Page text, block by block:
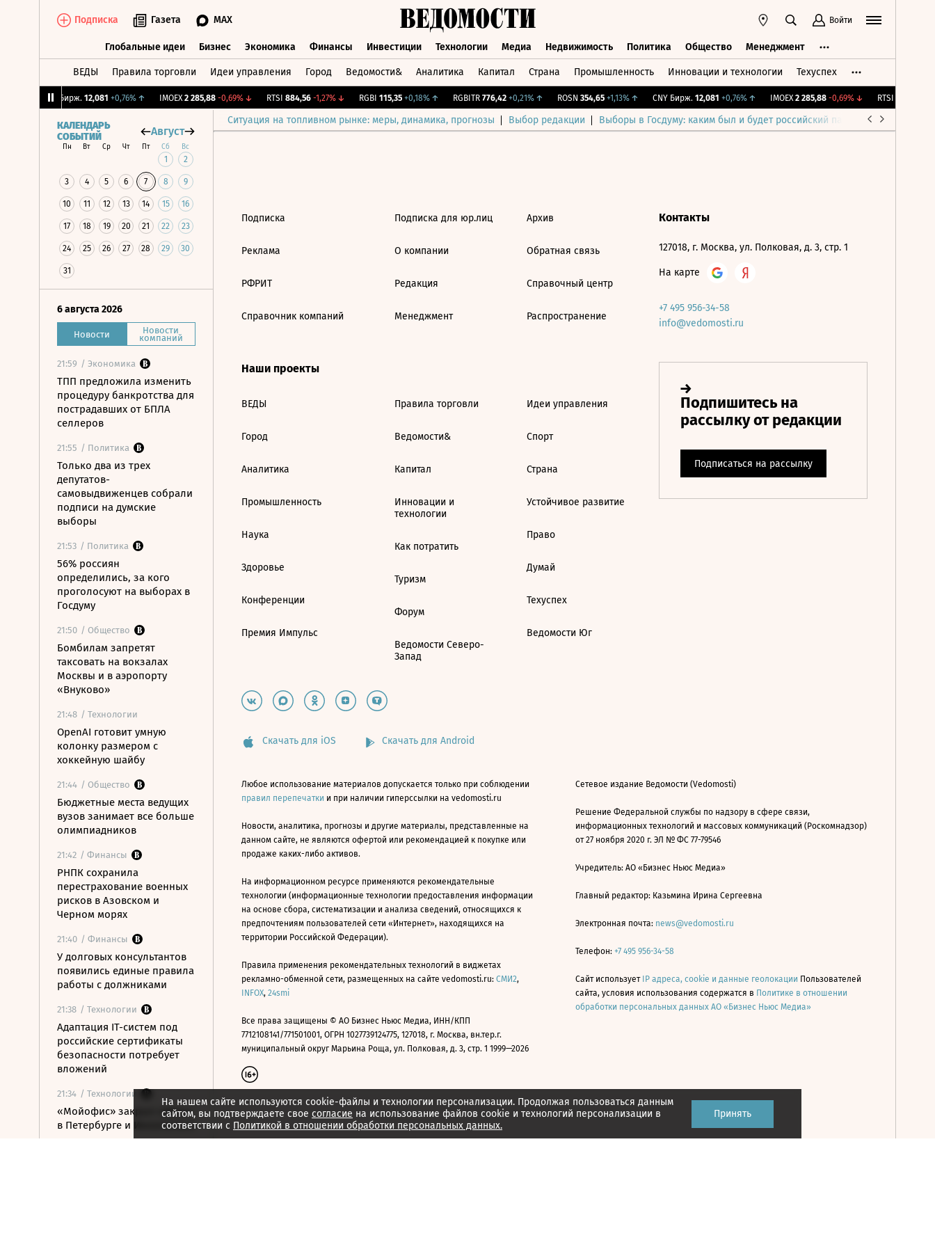
Подписка Газета MAX Войти
Глобальные идеи Бизнес Экономика Финансы Инвестиции Технологии Медиа Недвижимость Политика Общество Менеджмент
ВЕДЫ Правила торговли Идеи управления Город Ведомости& Аналитика Капитал Страна Промышленность Инновации и технологии Техуспех
CNY Бирж. 12,081 +0,76%↑ IMOEX 2 285,88 -0,69%↓ RTSI 884,56 -1,27%↓ RGBI 115,35 +0,18%↑ RGBITR 776,42 +0,21%↑ ROSN 354,65 +1,13%↑ CNY Бирж. 12,081 +0,76%↑ IMOEX 2 285,88 -0,69%↓ RTSI 884,56
Ситуация на топливном рынке: меры, динамика, прогнозы Выбор редакции Выборы в Госдуму: каким был и будет российский парламент
КАЛЕНДАРЬ
СОБЫТИЙ
Август
Пн Вт Ср Чт Пт Сб Вс
1 2
3 4 5 6 7 8 9
10 11 12 13 14 15 16
17 18 19 20 21 22 23
24 25 26 27 28 29 30
31
6 августа 2026
Новости Новости
компаний
21:59 / Экономика
ТПП предложила изменить
процедуру банкротства для
пострадавших от БПЛА
селлеров
21:55 / Политика
Только два из трех
депутатов-
самовыдвиженцев собрали
подписи на думские
выборы
21:53 / Политика
56% россиян
определились, за кого
проголосуют на выборах в
Госдуму
21:50 / Общество
Бомбилам запретят
таксовать на вокзалах
Москвы и в аэропорту
«Внуково»
21:48 / Технологии
OpenAI готовит умную
колонку размером с
хоккейную шайбу
21:44 / Общество
Бюджетные места ведущих
вузов занимает все больше
олимпиадников
21:42 / Финансы
РНПК сохранила
перестрахование военных
рисков в Азовском и
Черном морях
21:40 / Финансы
У долговых консультантов
появились единые правила
работы с должниками
21:38 / Технологии
Адаптация IT-систем под
российские сертификаты
безопасности потребует
вложений
21:34 / Технологии
«Мойофис» закрыл офисы
в Петербурге и Иннополисе
На нашем сайте используются cookie-файлы и технологии персонализации. Продолжая пользоваться данным
сайтом, вы подтверждаете свое согласие на использование файлов cookie и технологий персонализации в
соответствии с Политикой в отношении обработки персональных данных.
Принять
Подписка
Реклама
РФРИТ
Справочник компаний
Подписка для юр.лиц
О компании
Редакция
Менеджмент
Архив
Обратная связь
Справочный центр
Распространение
Наши проекты
ВЕДЫ
Город
Аналитика
Промышленность
Наука
Здоровье
Конференции
Премия Импульс
Правила торговли
Ведомости&
Капитал
Инновации и
технологии
Как потратить
Туризм
Форум
Ведомости Северо-
Запад
Идеи управления
Спорт
Страна
Устойчивое развитие
Право
Думай
Техуспех
Ведомости Юг
Контакты
127018, г. Москва, ул. Полковая, д. 3, стр. 1
На карте
+7 495 956-34-58
info@vedomosti.ru
Скачать для iOS Скачать для Android
Любое использование материалов допускается только при соблюдении
правил перепечатки и при наличии гиперссылки на vedomosti.ru
Новости, аналитика, прогнозы и другие материалы, представленные на
данном сайте, не являются офертой или рекомендацией к покупке или
продаже каких-либо активов.
На информационном ресурсе применяются рекомендательные
технологии (информационные технологии предоставления информации
на основе сбора, систематизации и анализа сведений, относящихся к
предпочтениям пользователей сети «Интернет», находящихся на
территории Российской Федерации).
Правила применения рекомендательных технологий в виджетах
рекламно-обменной сети, размещенных на сайте vedomosti.ru: СМИ2,
INFOX, 24smi
Все права защищены © АО Бизнес Ньюс Медиа, ИНН/КПП
7712108141/771501001, ОГРН 1027739124775, 127018, г. Москва, вн.тер.г.
муниципальный округ Марьина Роща, ул. Полковая, д. 3, стр. 1 1999—2026
Сетевое издание Ведомости (Vedomosti)
Решение Федеральной службы по надзору в сфере связи,
информационных технологий и массовых коммуникаций (Роскомнадзор)
от 27 ноября 2020 г. ЭЛ № ФС 77-79546
Учредитель: АО «Бизнес Ньюс Медиа»
Главный редактор: Казьмина Ирина Сергеевна
Электронная почта: news@vedomosti.ru
Телефон: +7 495 956-34-58
Сайт использует IP адреса, cookie и данные геолокации Пользователей
сайта, условия использования содержатся в Политике в отношении
обработки персональных данных АО «Бизнес Ньюс Медиа»